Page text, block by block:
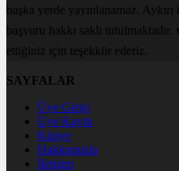
başka yerde yayınlanamaz.
başvuru hakkı saklı
ettiğiniz için teşekkür ederiz.
SAYFALAR
Üye Girişi
Üye Kaydı
Künye
Hakkımızda
İletişim